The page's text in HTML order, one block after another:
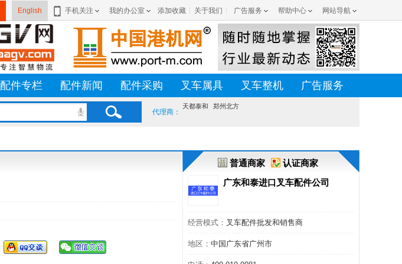
English 手机关注 我的办公室 添加收藏 关于我们 广告服务 帮助中心 网站导航
配件专栏 配件新闻 配件采购 叉车属具 叉车整机 广告服务
代理商：
天都泰和 郑州北方
普通商家
认证商家
广东和泰进口叉车配件公司
经营模式： 叉车配件批发和销售商
地区： 中国广东省广州市